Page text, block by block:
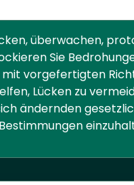
überwachen,
Sie
vorgefertigten
Lücken zu
ändernden
Bestimmungen